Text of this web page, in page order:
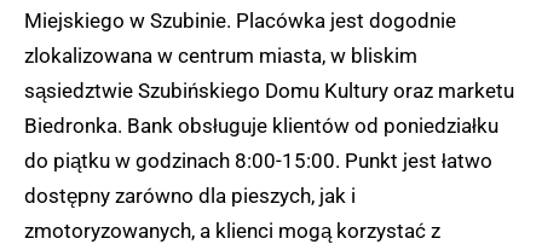
Miejskiego w Szubinie. Placówka jest dogodnie
zlokalizowana w centrum miasta, w bliskim
sąsiedztwie Szubińskiego Domu Kultury oraz marketu
Biedronka. Bank obsługuje klientów od poniedziałku
do piątku w godzinach 8:00-15:00. Punkt jest łatwo
dostępny zarówno dla pieszych, jak i
zmotoryzowanych, a klienci mogą korzystać z